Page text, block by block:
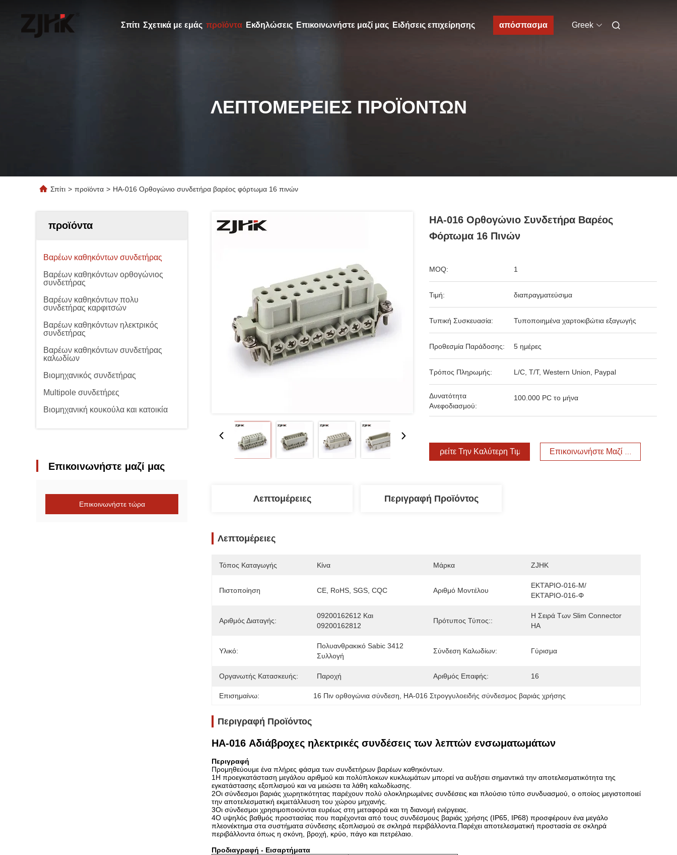
Σπίτι Σχετικά με εμάς προϊόντα Εκδηλώσεις Επικοινωνήστε μαζί μας Ειδήσεις επιχείρησης απόσπασμα Greek
ΛΕΠΤΟΜΈΡΕΙΕΣ ΠΡΟΪΌΝΤΩΝ
Σπίτι > προϊόντα > HA-016 Ορθογώνιο συνδετήρα βαρέος φόρτωμα 16 πινών
προϊόντα
Βαρέων καθηκόντων συνδετήρας
Βαρέων καθηκόντων ορθογώνιος
συνδετήρας
Βαρέων καθηκόντων πολυ
συνδετήρας καρφιτσών
Βαρέων καθηκόντων ηλεκτρικός
συνδετήρας
Βαρέων καθηκόντων συνδετήρας
καλωδίων
Βιομηχανικός συνδετήρας
Multipole συνδετήρες
Βιομηχανική κουκούλα και κατοικία
Επικοινωνήστε μαζί μας
Επικοινωνήστε τώρα
HA-016 Ορθογώνιο Συνδετήρα Βαρέος
Φόρτωμα 16 Πινών
MOQ: 1
Τιμή: διαπραγματεύσιμα
Τυπική Συσκευασία: Τυποποιημένα χαρτοκιβώτια εξαγωγής
Προθεσμία Παράδοσης: 5 ημέρες
Τρόπος Πληρωμής: L/C, T/T, Western Union, Paypal
Δυνατότητα
Ανεφοδιασμού:
100.000 PC το μήνα
Βρείτε Την Καλύτερη Τιμή Επικοινωνήστε Μαζί Μας
Λεπτομέρειες Περιγραφή Προϊόντος
Λεπτομέρειες
Τόπος Καταγωγής Κίνα Μάρκα ZJHK
Πιστοποίηση CE, RoHS, SGS, CQC Αριθμό Μοντέλου
ΕΚΤΆΡΙΟ-016-Μ/
ΕΚΤΆΡΙΟ-016-Φ
Αριθμός Διαταγής:
09200162612 Και
09200162812
Πρότυπος Τύπος::
Η Σειρά Των Slim Connector
HA
Υλικό:
Πολυανθρακικό Sabic 3412
Συλλογή
Σύνδεση Καλωδίων: Γύρισμα
Οργανωτής Κατασκευής: Παροχή Αριθμός Επαφής: 16
Επισημαίνω: 16 Πιν ορθογώνια σύνδεση HA-016 Στρογγυλοειδής σύνδεσμος βαριάς χρήσης
Περιγραφή Προϊόντος
HA-016 Αδιάβροχες ηλεκτρικές συνδέσεις των λεπτών ενσωματωμάτων
Περιγραφή
Προμηθεύουμε ένα πλήρες φάσμα των συνδετήρων βαρέων καθηκόντων.
1Η προεγκατάσταση μεγάλου αριθμού και πολύπλοκων κυκλωμάτων μπορεί να αυξήσει σημαντικά την αποτελεσματικότητα της
εγκατάστασης εξοπλισμού και να μειώσει τα λάθη καλωδίωσης.
2Οι σύνδεσμοι βαριάς χωρητικότητας παρέχουν πολύ ολοκληρωμένες συνδέσεις και πλούσιο τύπο συνδυασμού, ο οποίος μεγιστοποιεί
την αποτελεσματική εκμετάλλευση του χώρου μηχανής.
3Οι σύνδεσμοι χρησιμοποιούνται ευρέως στη μεταφορά και τη διανομή ενέργειας.
4Ο υψηλός βαθμός προστασίας που παρέχονται από τους συνδέσμους βαριάς χρήσης (IP65, IP68) προσφέρουν ένα μεγάλο
πλεονέκτημα στα συστήματα σύνδεσης εξοπλισμού σε σκληρά περιβάλλοντα.Παρέχει αποτελεσματική προστασία σε σκληρά
περιβάλλοντα όπως η σκόνη, βροχή, κρύο, πάγο και πετρέλαιο.
Προδιαγραφή - Εισαρτήματα